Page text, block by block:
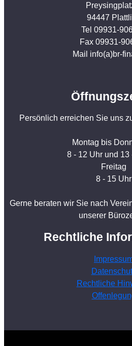
94447
Tel 09931-
Fax 09931-
Mail info(a)br-
Persönlich erreichen Sie uns
Montag bis
8 - 12 Uhr und 13
Freitag
8 - 15 Uhr
Gerne beraten wir Sie nach
unserer
Rechtliche
Rechtliche